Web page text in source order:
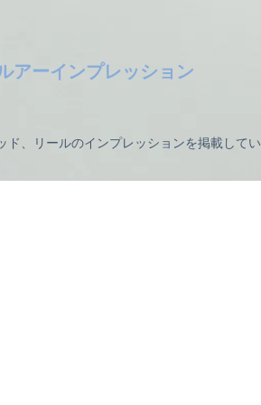
アーインプレッション
ド、リールのインプレッションを掲載して